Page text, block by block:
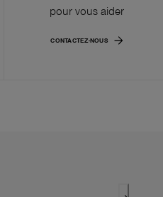
pour vous aider
CONTACTEZ-NOUS